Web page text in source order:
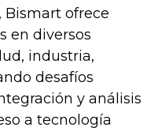
Bismart ofrece
en diversos
industria,
desafíos
y análisis
a tecnología